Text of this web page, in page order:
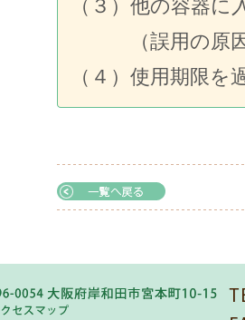
（３）他の容器
（誤用の原因
（４）使用期限